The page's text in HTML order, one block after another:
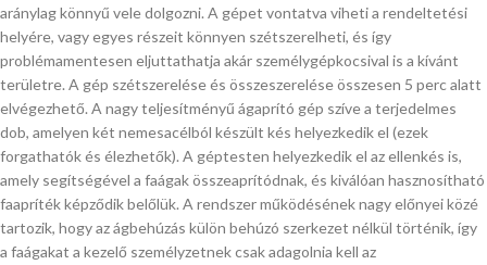
aránylag könnyű vele dolgozni. A gépet vontatva viheti a rendeltetési
helyére, vagy egyes részeit könnyen szétszerelheti, és így
problémamentesen eljuttathatja akár személygépkocsival is a kívánt
területre. A gép szétszerelése és összeszerelése összesen 5 perc alatt
elvégezhető. A nagy teljesítményű ágaprító gép szíve a terjedelmes
dob, amelyen két nemesacélból készült kés helyezkedik el (ezek
forgathatók és élezhetők). A géptesten helyezkedik el az ellenkés is,
amely segítségével a faágak összeaprítódnak, és kiválóan hasznosítható
faapríték képződik belőlük. A rendszer működésének nagy előnyei közé
tartozik, hogy az ágbehúzás külön behúzó szerkezet nélkül történik, így
a faágakat a kezelő személyzetnek csak adagolnia kell az